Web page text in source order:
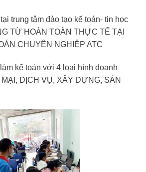
trung tâm đào tạo kế toán- tin học
TỪ HOÀN TOÀN THỰC TẾ TẠI
CHUYÊN NGHIỆP ATC
kế toán với 4 loại hình doanh
DỊCH VỤ, XÂY DỰNG, SẢN